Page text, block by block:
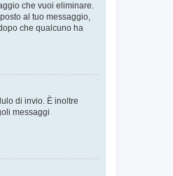
che vuoi eliminare.
al tuo messaggio,
che qualcuno ha
di invio. È inoltre
messaggi